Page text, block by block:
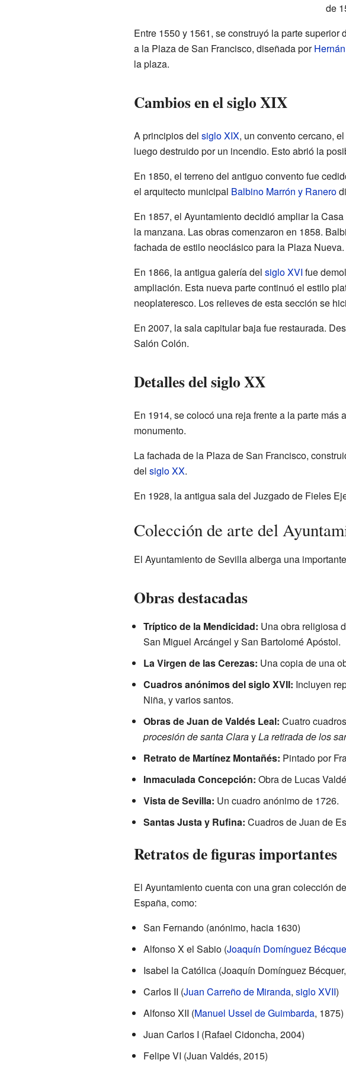
de
Entre 1550 y 1561, se construyó la parte
a la Plaza de San Francisco, diseñada por
la plaza.
Cambios en el siglo XIX
A principios del siglo XIX, un convento cercano,
luego destruido por un incendio. Esto abrió la
En 1850, el terreno del antiguo convento fue
el arquitecto municipal Balbino Marrón y Ranero
En 1857, el Ayuntamiento decidió ampliar la
la manzana. Las obras comenzaron en 1858.
fachada de estilo neoclásico para la Plaza Nueva.
En 1866, la antigua galería del siglo XVI fue
ampliación. Esta nueva parte continuó el estilo
neoplateresco. Los relieves de esta sección se
En 2007, la sala capitular baja fue restaurada.
Salón Colón.
Detalles del siglo XX
En 1914, se colocó una reja frente a la parte
monumento.
La fachada de la Plaza de San Francisco,
del siglo XX.
En 1928, la antigua sala del Juzgado de Fieles
Colección de arte del
El Ayuntamiento de Sevilla alberga una
Obras destacadas
Tríptico de la Mendicidad: Una obra religiosa
San Miguel Arcángel y San Bartolomé Apóstol.
La Virgen de las Cerezas: Una copia de una
Cuadros anónimos del siglo XVII: Incluyen
Niña, y varios santos.
Obras de Juan de Valdés Leal: Cuatro
procesión de santa ClarayLa retirada de los
Retrato de Martínez Montañés: Pintado por
Inmaculada Concepción: Obra de Lucas
Vista de Sevilla: Un cuadro anónimo de 1726.
Santas Justa y Rufina: Cuadros de Juan de
Retratos de figuras importantes
El Ayuntamiento cuenta con una gran colección
España, como:
San Fernando (anónimo, hacia 1630)
Alfonso X el Sabio (Joaquín Domínguez
Isabel la Católica (Joaquín Domínguez
Carlos II (Juan Carreño de Miranda, siglo XVII)
Alfonso XII (Manuel Ussel de Guimbarda, 1875)
Juan Carlos I (Rafael Cidoncha, 2004)
Felipe VI (Juan Valdés, 2015)